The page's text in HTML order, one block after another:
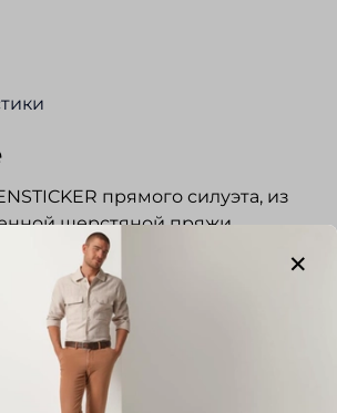
прямого силуэта, из
шерстяной пряжи.
горловины . Низ изделия и
Прекрасно сочетается с
Стильная и элегантная
для повседневной